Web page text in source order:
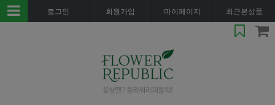
로그인 회원가입 마이페이지 최근본상품